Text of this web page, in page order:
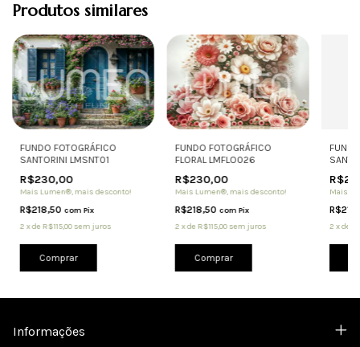
Produtos similares
FUNDO FOTOGRÁFICO
SANTORINI LMSNT01
R$230,00
Mais Lumen®, mais desconto!
R$218,50 com Pix
2 xde R$115,00sem juros
Comprar
FUNDO FOTOGRÁFICO
FLORAL LMFLO026
R$230,00
Mais Lumen®, mais desconto!
R$218,50 com Pix
2 xde R$115,00 sem juros
Comprar
Mais
2 xde
Informações